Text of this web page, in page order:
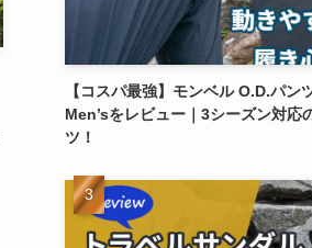
【コスパ最強】モンベル O.D.パン
Men’sをレビュー｜3シーズン対応
ツ！